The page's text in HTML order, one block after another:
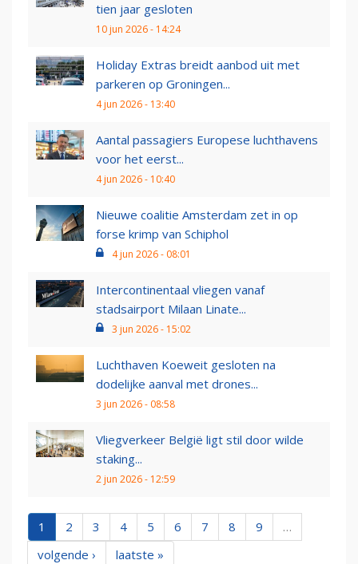
tien jaar gesloten
10 jun 2026 - 14:24
Holiday Extras breidt aanbod uit met
parkeren op Groningen...
4 jun 2026 - 13:40
Aantal passagiers Europese luchthavens
voor het eerst...
4 jun 2026 - 10:40
Nieuwe coalitie Amsterdam zet in op
forse krimp van Schiphol
4 jun 2026 - 08:01
Intercontinentaal vliegen vanaf
stadsairport Milaan Linate...
3 jun 2026 - 15:02
Luchthaven Koeweit gesloten na
dodelijke aanval met drones...
3 jun 2026 - 08:58
Vliegverkeer België ligt stil door wilde
staking...
2 jun 2026 - 12:59
1 2 3 4 5 6 7 8 9
…
volgende ›
laatste »